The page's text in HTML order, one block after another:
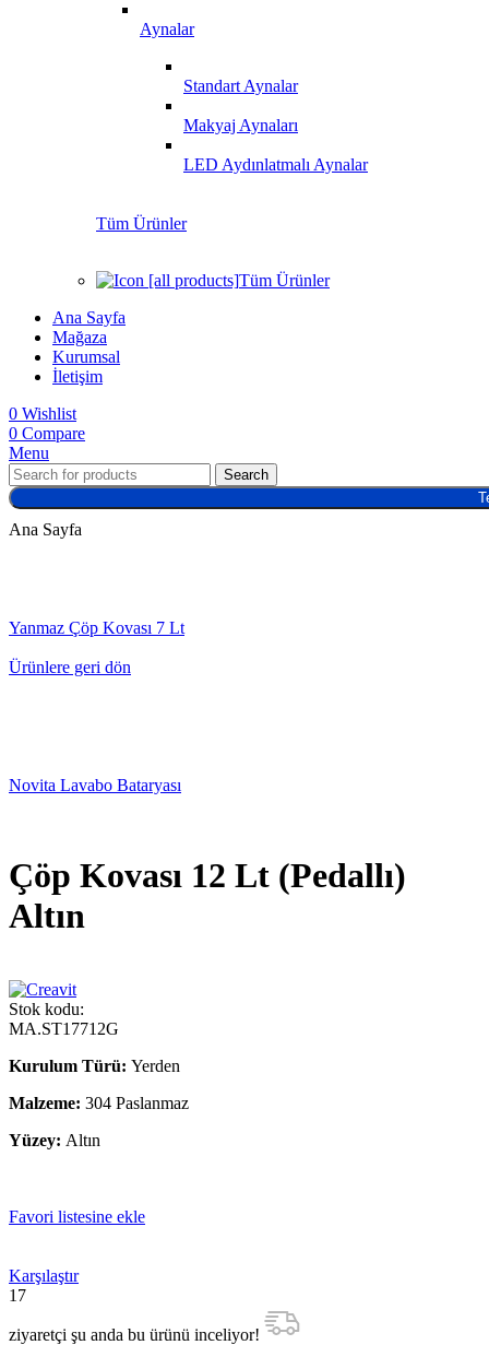
Aynalar
Standart Aynalar
Makyaj Aynaları
LED Aydınlatmalı Aynalar
Tüm Ürünler
Tüm Ürünler
Ana Sayfa
Mağaza
Kurumsal
İletişim
0 Wishlist
0 Compare
Menu
Search
Ana Sayfa
Yanmaz Çöp Kovası 7 Lt
Ürünlere geri dön
Novita Lavabo Bataryası
Çöp Kovası 12 Lt (Pedallı)
Altın
Stok kodu:
MA.ST17712G
Kurulum Türü: Yerden
Malzeme: 304 Paslanmaz
Yüzey: Altın
Favori listesine ekle
Karşılaştır
17
ziyaretçi şu anda bu ürünü inceliyor!